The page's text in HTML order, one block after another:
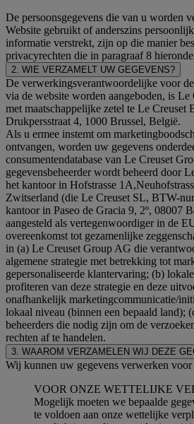
De persoonsgegevens die van u worden
Website gebruikt of anderszins
informatie verstrekt, zijn op die manier
privacyrechten die in paragraaf 8
2. WIE VERZAMELT UW GEGEVENS?
De verwerkingsverantwoordelijke voor
via de website worden aangeboden, is
met maatschappelijke zetel te Le Creuset
Drukpersstraat 4, 1000 Brussel, België.
Als u ermee instemt om
ontvangen, worden uw gegevens
consumentendatabase van Le Creuset
gegevensbeheerder wordt beheerd door
het kantoor in Hofstrasse
Zwitserland (die Le Creuset SL, BTW-
kantoor in Paseo de Gracia 9, 2º, 08007
aangesteld als vertegenwoordiger in de
overeenkomst tot gezamenlijke
in (a) Le Creuset Group AG die
algemene strategie met betrekking tot
gepersonaliseerde klantervaring; (b)
profiteren van deze strategie en deze
onafhankelijk marketingcommunicatie/
lokaal niveau (binnen een bepaald land);
beheerders die nodig zijn om de
rechten af te handelen.
3. WAAROM VERZAMELEN WIJ DEZE
Wij kunnen uw gegevens verwerken
VOOR ONZE WETTELIJKE
Mogelijk moeten we bepaalde
te voldoen aan onze wettelijke